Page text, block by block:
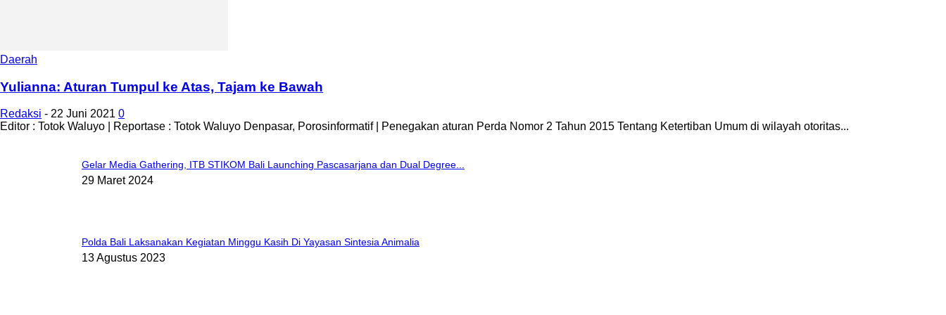
Daerah
Yulianna: Aturan Tumpul ke Atas, Tajam ke Bawah
Redaksi - 22 Juni 2021 0
Editor : Totok Waluyo | Reportase : Totok Waluyo Denpasar, Porosinformatif | Penegakan aturan Perda Nomor 2 Tahun 2015 Tentang Ketertiban Umum di wilayah otoritas...
Gelar Media Gathering, ITB STIKOM Bali Launching Pascasarjana dan Dual Degree...
29 Maret 2024
Polda Bali Laksanakan Kegiatan Minggu Kasih Di Yayasan Sintesia Animalia
13 Agustus 2023